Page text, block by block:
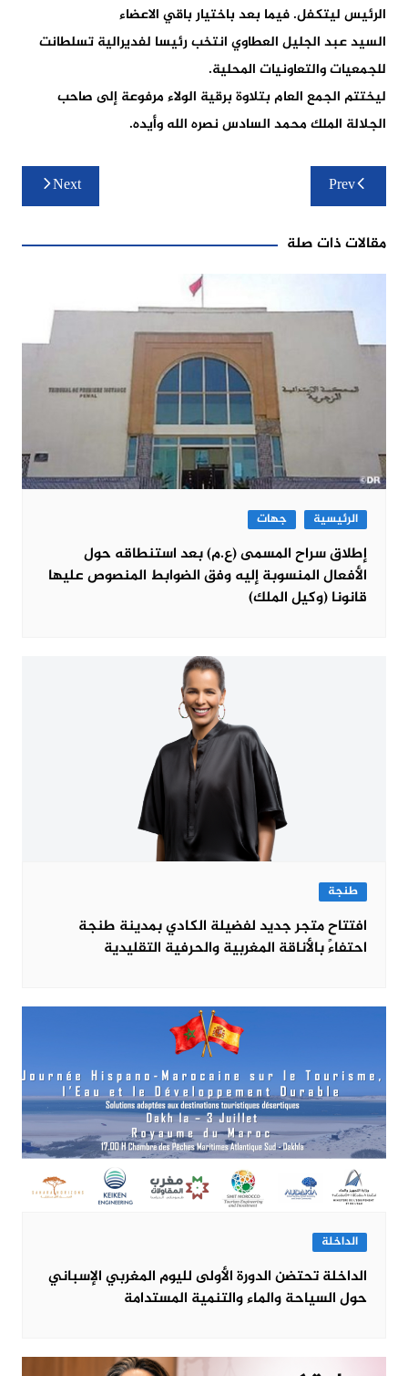
الرئيس ليتكفل. فيما بعد باختيار باقي الاعضاء
السيد عبد الجليل العطاوي انتخب رئيسا لفديرالية تسلطانت
للجمعيات والتعاونيات المحلية.
ليختتم الجمع العام بتلاوة برقية الولاء مرفوعة إلى صاحب
الجلالة الملك محمد السادس نصره الله وأيده.
تصفّح
المقالات
Prev
Next
مقالات ذات صلة
الرئيسية جهات
إطلاق سراح المسمى (ع.م) بعد استنطاقه حول
الأفعال المنسوبة إليه وفق الضوابط المنصوص عليها
قانونا (وكيل الملك)
طنجة
افتتاح متجر جديد لفضيلة الكادي بمدينة طنجة
احتفاءً بالأناقة المغربية والحرفية التقليدية
الداخلة
الداخلة تحتضن الدورة الأولى لليوم المغربي الإسباني
حول السياحة والماء والتنمية المستدامة